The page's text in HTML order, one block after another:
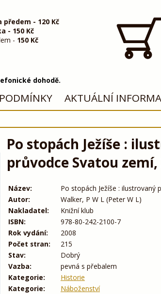
předem - 120 Kč
- 150 Kč
- 150 Kč
dohodě.
AKTUÁLNÍ
Po stopách Ježíše :
průvodce Svatou zemí,
Název:
Po stopách Ježíše : ilustrovaný
Autor:
Walker, P W L (Peter W L)
Nakladatel:
Knižní klub
ISBN:
978-80-242-2100-7
Rok vydání:
2008
Počet stran:
215
Stav:
Dobrý
Vazba:
pevná s přebalem
Kategorie:
Historie
Kategorie:
Náboženství